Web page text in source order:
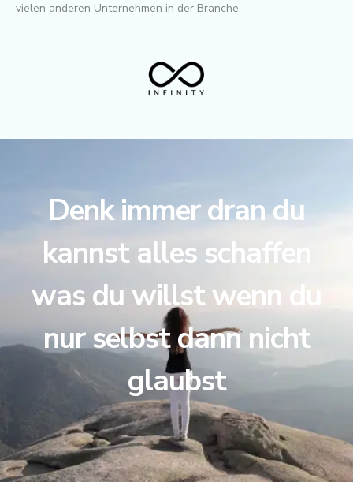
vielen anderen Unternehmen in der Branche.
Denk immer dran du
kannst alles schaffen
was du willst wenn du
nur selbst dann nicht
glaubst